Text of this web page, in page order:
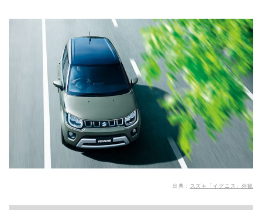
出典： スズキ「イグニス」外観